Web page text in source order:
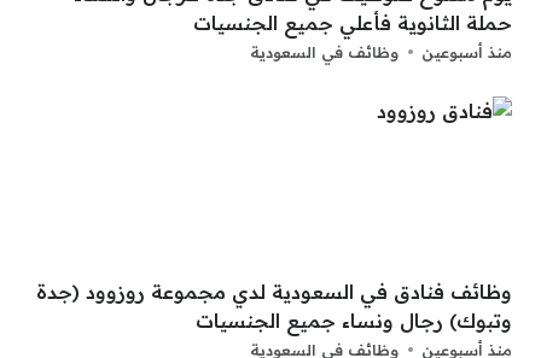
حملة الثانوية فأعلي جميع الجنسيات
منذ أسبوعين وظائف في السعودية
وظائف فنادق في السعودية لدي مجموعة روزوود (جدة
وتبوك) رجال ونساء جميع الجنسيات
منذ أسبوعين وظائف في السعودية